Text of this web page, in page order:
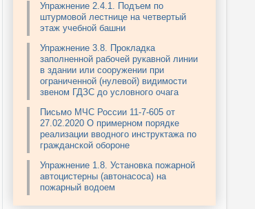
Упражнение 2.4.1. Подъем по
штурмовой лестнице на четвертый
этаж учебной башни
Упражнение 3.8. Прокладка
заполненной рабочей рукавной линии
в здании или сооружении при
ограниченной (нулевой) видимости
звеном ГДЗС до условного очага
Письмо МЧС России 11-7-605 от
27.02.2020 О примерном порядке
реализации вводного инструктажа по
гражданской обороне
Упражнение 1.8. Установка пожарной
автоцистерны (автонасоса) на
пожарный водоем